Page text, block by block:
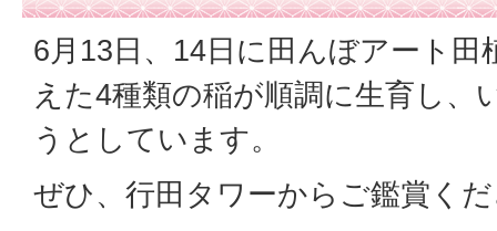
6月13日、14日に田んぼアート田
えた4種類の稲が順調に生育し、
うとしています。
ぜひ、行田タワーからご鑑賞く